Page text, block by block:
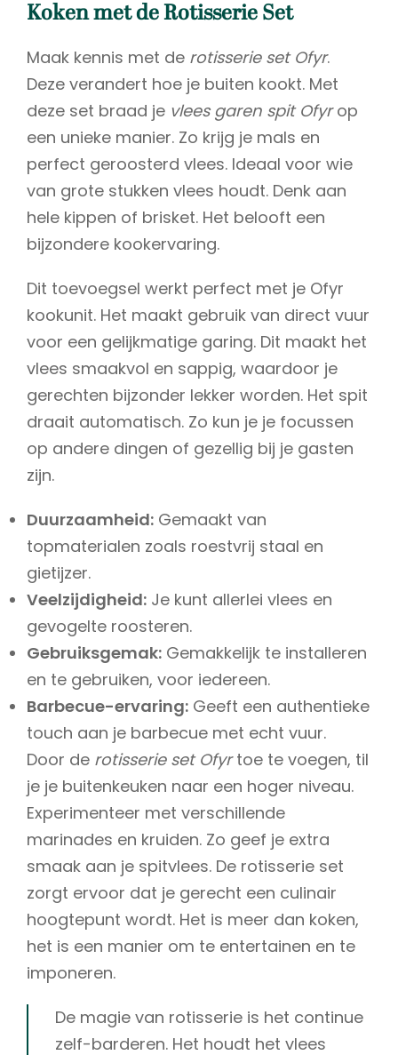
Koken met de Rotisserie Set
Maak kennis met de rotisserie set Ofyr.
Deze verandert hoe je buiten kookt. Met
deze set braad je vlees garen spit Ofyrop
een unieke manier. Zo krijg je mals en
perfect geroosterd vlees. Ideaal voor wie
van grote stukken vlees houdt. Denk aan
hele kippen of brisket. Het belooft een
bijzondere kookervaring.
Dit toevoegsel werkt perfect met je Ofyr
kookunit. Het maakt gebruik van direct vuur
voor een gelijkmatige garing. Dit maakt het
vlees smaakvol en sappig, waardoor je
gerechten bijzonder lekker worden. Het spit
draait automatisch. Zo kun je je focussen
op andere dingen of gezellig bij je gasten
zijn.
Duurzaamheid: Gemaakt van
topmaterialen zoals roestvrij staal en
gietijzer.
Veelzijdigheid: Je kunt allerlei vlees en
gevogelte roosteren.
Gebruiksgemak: Gemakkelijk te installeren
en te gebruiken, voor iedereen.
Barbecue-ervaring: Geeft een authentieke
touch aan je barbecue met echt vuur.
Door de rotisserie set Ofyrtoe te voegen, til
je je buitenkeuken naar een hoger niveau.
Experimenteer met verschillende
marinades en kruiden. Zo geef je extra
smaak aan je spitvlees. De rotisserie set
zorgt ervoor dat je gerecht een culinair
hoogtepunt wordt. Het is meer dan koken,
het is een manier om te entertainen en te
imponeren.
De magie van rotisserie is het continue
zelf-barderen. Het houdt het vlees